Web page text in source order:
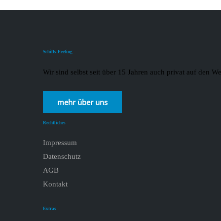
Schiffs-Feeling
Wir sind selbst seit über 15 Jahren auch privat auf den
mehr über uns
Rechtliches
Impressum
Datenschutz
AGB
Kontakt
Extras